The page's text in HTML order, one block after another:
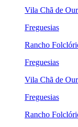
Vila Chã de
Freguesias
Rancho
Freguesias
Vila Chã de
Freguesias
Rancho